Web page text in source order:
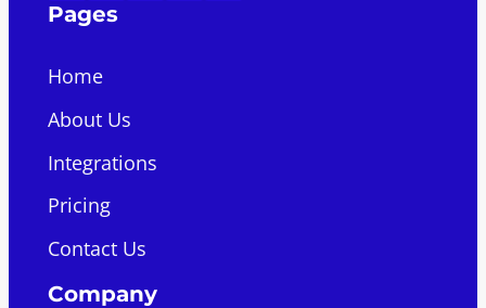
Pages
Home
About Us
Integrations
Pricing
Contact Us
Company